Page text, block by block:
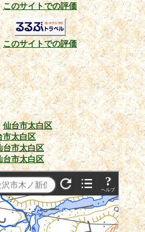
このサイトでの評価
このサイトでの評価
仙台市太白区
市太白区
台市太白区
台市太白区